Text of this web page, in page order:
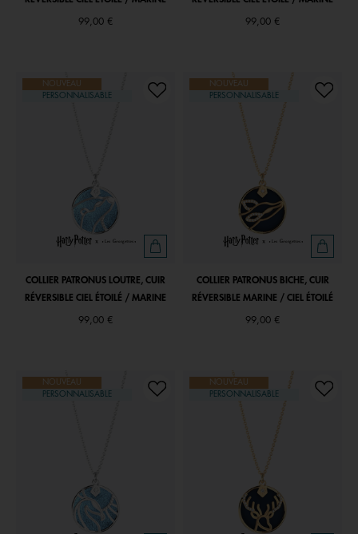
99,00 € 99,00 €
NOUVEAU
PERSONNALISABLE
COLLIER PATRONUS LOUTRE, CUIR
RÉVERSIBLE CIEL ÉTOILÉ / MARINE
99,00 €
NOUVEAU
PERSONNALISABLE
COLLIER PATRONUS BICHE, CUIR
RÉVERSIBLE MARINE / CIEL ÉTOILÉ
99,00 €
NOUVEAU
PERSONNALISABLE
NOUVEAU
PERSONNALISABLE